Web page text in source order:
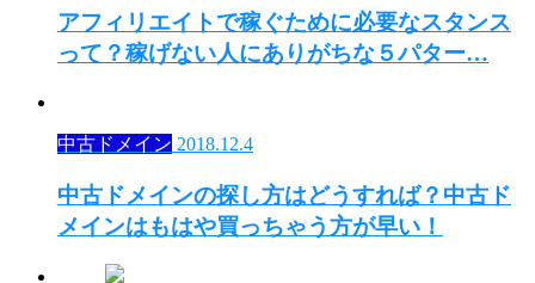
アフィリエイトで稼ぐために必要なスタンス
って？稼げない人にありがちな５パター…
中古ドメイン 2018.12.4
中古ドメインの探し方はどうすれば？中古ド
メインはもはや買っちゃう方が早い！